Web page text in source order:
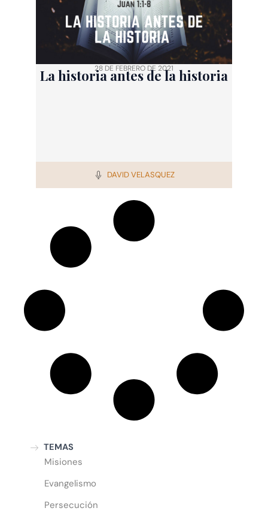
28 DE FEBRERO DE 2021
La historia antes de la historia
DAVID VELASQUEZ
TEMAS
Misiones
Evangelismo
Persecución